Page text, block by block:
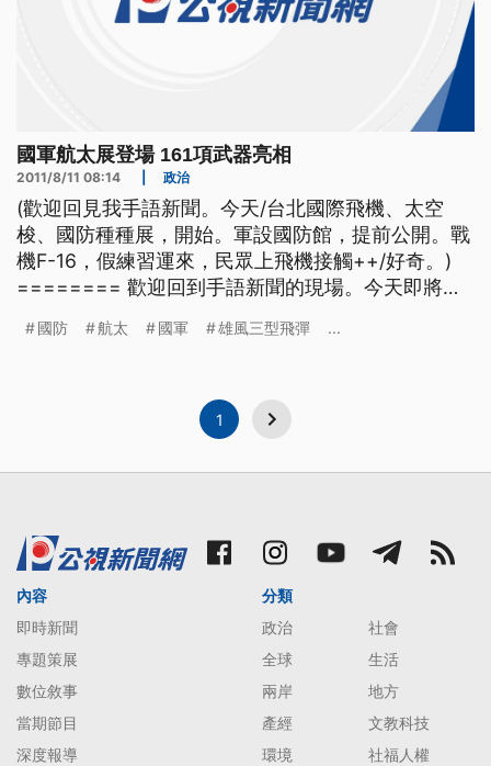
國軍航太展登場 161項武器亮相
2011/8/11 08:14 政治
(歡迎回見我手語新聞。今天/台北國際飛機、太空
梭、國防種種展，開始。軍設國防館，提前公開。戰
機F-16，假練習運來，民眾上飛機接觸++/好奇。)
======== 歡迎回到手語新聞的現場。今天即將登
防館提前亮相。國軍還把F-16戰機等的模擬器搬到現
國防 航太 國軍 雄風三型飛彈 ...
1
內容
即時新聞
專題策展
數位敘事
當期節目
深度報導
分類
政治
社會
全球
生活
兩岸
地方
產經
文教科技
環境
社福人權